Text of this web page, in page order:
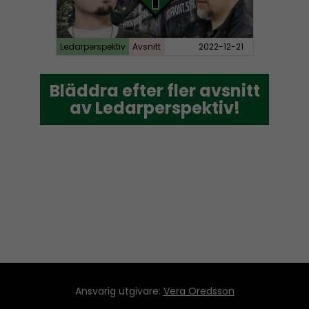
Ledarperspektiv Avsnitt 2022-12-21
Bläddra efter fler avsnitt
av Ledarperspektiv!
Bläddra efter fler avsnitt
av Ledarperspektiv!
Ansvarig utgivare: Vera Oredsson